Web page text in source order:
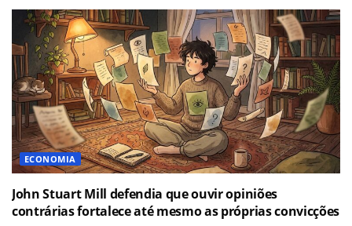
ECONOMIA
John Stuart Mill defendia que ouvir opiniões
contrárias fortalece até mesmo as próprias convicções